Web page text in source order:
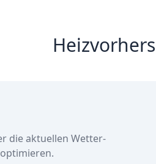
die aktuellen Wetter-